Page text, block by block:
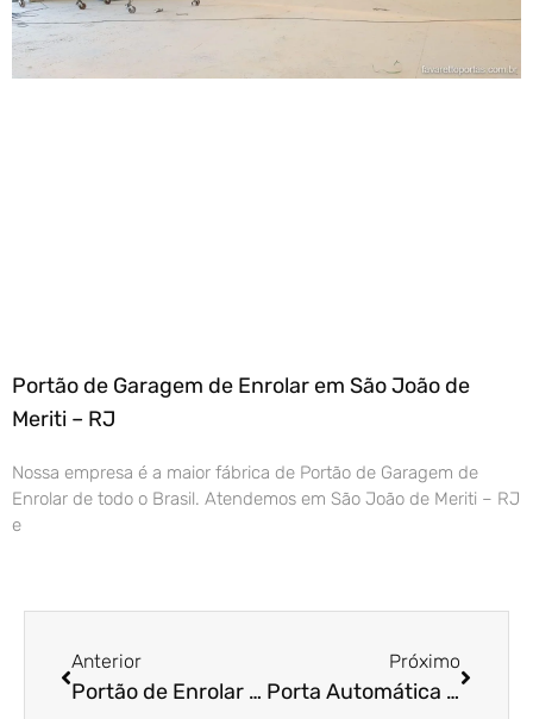
Portão de Garagem de Enrolar em São João de
Meriti – RJ
Nossa empresa é a maior fábrica de Portão de Garagem de
Enrolar de todo o Brasil. Atendemos em São João de Meriti – RJ
e
Anterior
Portão de Enrolar em Lorena – SP
Próximo
Porta Automática de Enrolar em João Pessoa – PB